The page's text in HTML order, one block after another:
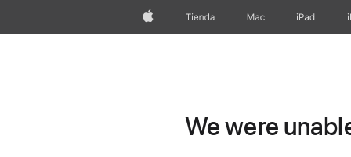
AppleTienda Mac iPad
We were